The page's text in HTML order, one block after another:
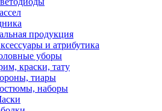
продукция
и атрибутика
уборы
краски, тату
тиары
наборы